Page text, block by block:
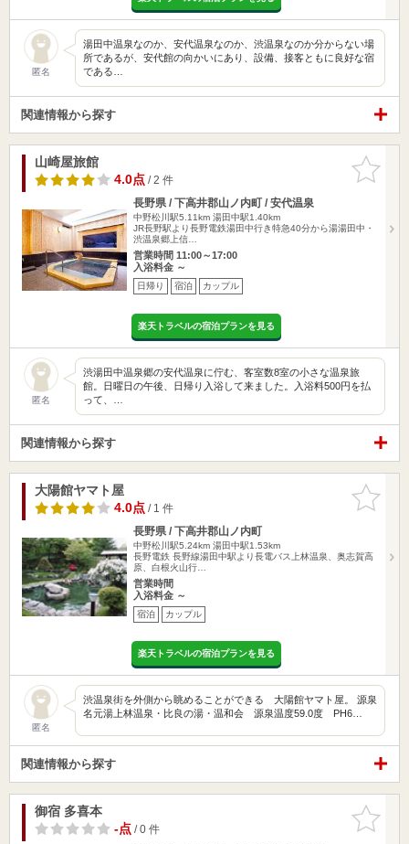
匿名
湯田中温泉なのか、安代温泉なのか、渋温泉なのか分からない場
所であるが、安代館の向かいにあり、設備、接客ともに良好な宿
である…
関連情報から探す
お気に入
りに追加
山崎屋旅館
4.0点/ 2 件
長野県 / 下高井郡山ノ内町 / 安代温泉
中野松川駅5.11km 湯田中駅1.40km
JR長野駅より長野電鉄湯田中行き特急40分から湯湯田中・
渋温泉郷上信…
営業時間 11:00～17:00
入浴料金 ～
日帰り 宿泊 カップル
楽天トラベルの宿泊プランを見る
匿名
渋湯田中温泉郷の安代温泉に佇む、客室数8室の小さな温泉旅
館。日曜日の午後、日帰り入浴して来ました。入浴料500円を払
って、…
関連情報から探す
お気に入
りに追加
大陽館ヤマト屋
4.0点/ 1 件
長野県 / 下高井郡山ノ内町
中野松川駅5.24km 湯田中駅1.53km
長野電鉄 長野線湯田中駅より長電バス上林温泉、奥志賀高
原、白根火山行…
営業時間
入浴料金 ～
宿泊 カップル
楽天トラベルの宿泊プランを見る
匿名
渋温泉街を外側から眺めることができる 大陽館ヤマト屋。 源泉
名元湯上林温泉・比良の湯・温和会 源泉温度59.0度 PH6…
関連情報から探す
お気に入
りに追加
御宿 多喜本
-点/ 0 件